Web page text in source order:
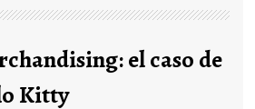
el caso de
Kitty